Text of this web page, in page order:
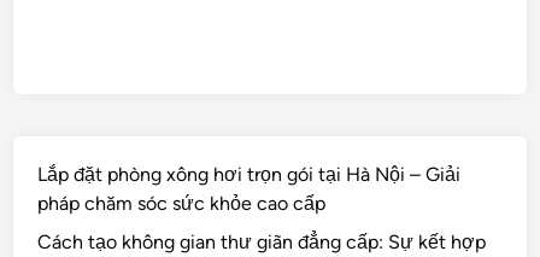
Lắp đặt phòng xông hơi trọn gói tại Hà Nội – Giải
pháp chăm sóc sức khỏe cao cấp
Cách tạo không gian thư giãn đẳng cấp: Sự kết hợp